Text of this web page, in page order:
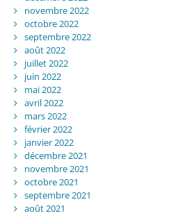
novembre 2022
octobre 2022
septembre 2022
août 2022
juillet 2022
juin 2022
mai 2022
avril 2022
mars 2022
février 2022
janvier 2022
décembre 2021
novembre 2021
octobre 2021
septembre 2021
août 2021